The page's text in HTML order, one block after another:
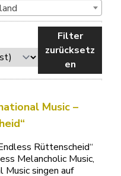
Filter
zurücksetz
en
Music –
Rüttenscheid“
Melancholic Music,
singen auf